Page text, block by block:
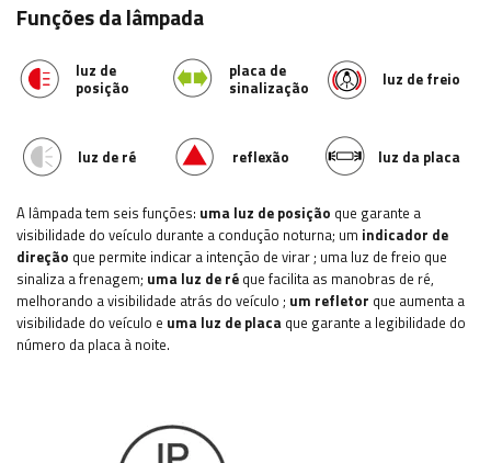
Funções da lâmpada
luz de
posição
placa de
sinalização
luz de freio
luz de ré reflexão luz da placa
A lâmpada tem seis funções: uma luz de posição que garante a
visibilidade do veículo durante a condução noturna; um indicador de
direção que permite indicar a intenção de virar; uma luz de freio que
sinaliza a frenagem; uma luz de ré que facilita as manobras de ré,
melhorando a visibilidade atrás do veículo ; um refletor que aumenta a
visibilidade do veículo e uma luz de placa que garante a legibilidade do
número da placa à noite.